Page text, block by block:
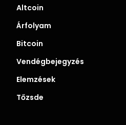
Altcoin
Árfolyam
Bitcoin
Vendégbejegyzés
Elemzések
Tőzsde